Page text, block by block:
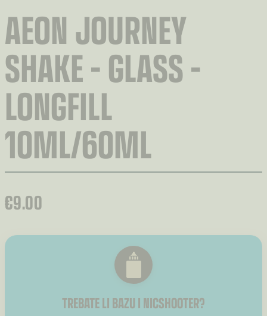
AEON JOURNEY
SHAKE – GLASS –
LONGFILL
10ML/60ML
€9.00
TREBATE LI BAZU I NICSHOOTER?